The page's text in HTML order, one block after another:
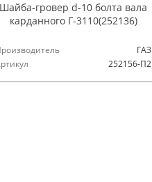
Шайба-гровер d-10 болта вала
карданного Г-3110(252136)
ГАЗ
252156-П2